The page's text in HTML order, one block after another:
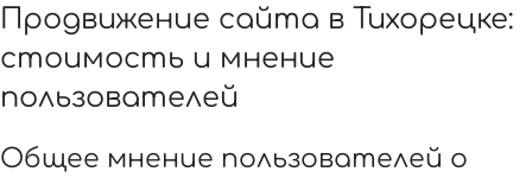
Продвижение сайта в Тихорецке:
стоимость и мнение
пользователей
Общее мнение пользователей о